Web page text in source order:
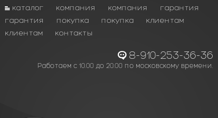
каталог компания компания
гарантия
гарантия
покупка покупка
клиентам
клиентам
контакты
8-910-253-36-36
Работаем с 10.00 до 20.00 по московскому времени.